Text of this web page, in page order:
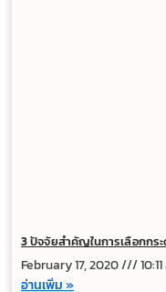
3 ปัจจัยสำคัญในการเลือกก
February 17, 2020
อ่านเพิ่ม »